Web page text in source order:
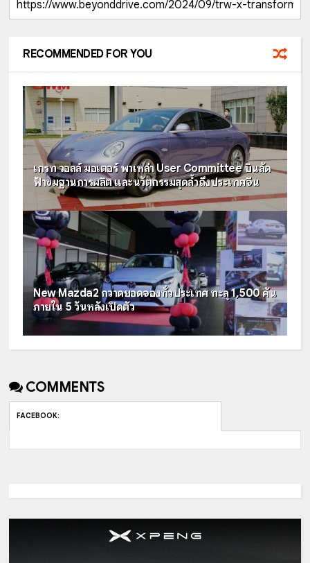
RECOMMENDED FOR YOU
เกรท วอลล์ มอเตอร์ พาเหล่า User Committee บินลัด
ฟ้าชมฐานการผลิต และนวัตกรรมสุดล้ำถึงประเทศจีน
New Mazda2 กวาดยอดจองทั่วประเทศ ทะลุ 1,500 คัน
ภายใน 5 วันหลังเปิดตัว
COMMENTS
FACEBOOK: